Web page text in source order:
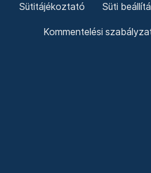
Sütitájékoztató Süti
Kommentelési